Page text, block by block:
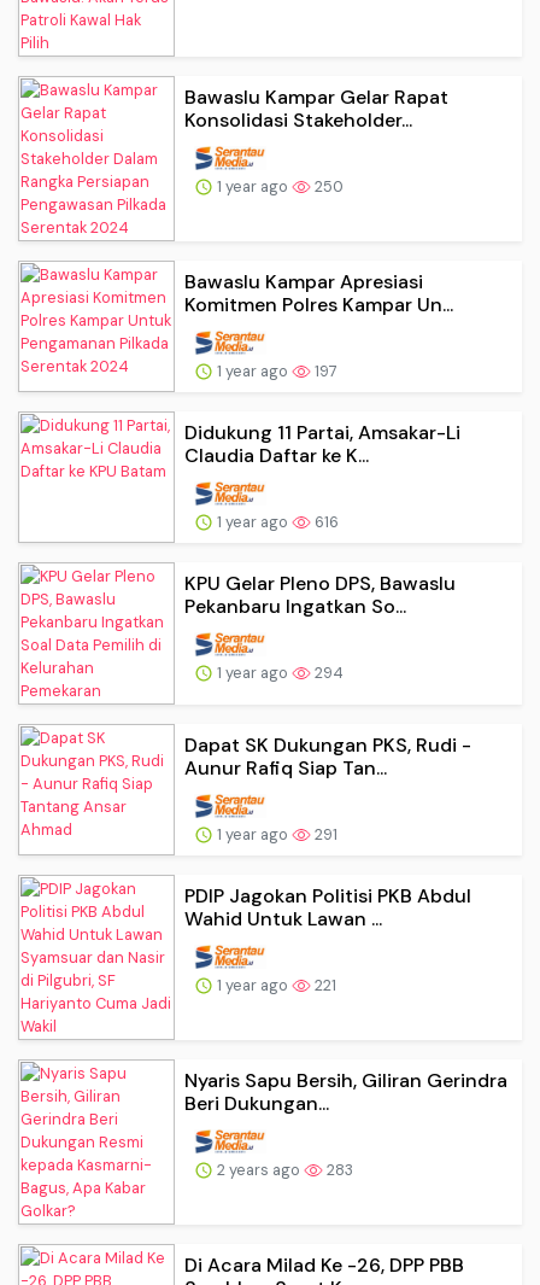
Bawaslu Kampar Gelar Rapat
Konsolidasi Stakeholder...
1 year ago 250
Bawaslu Kampar Apresiasi
Komitmen Polres Kampar Un...
1 year ago 197
Didukung 11 Partai, Amsakar-Li
Claudia Daftar ke K...
1 year ago 616
KPU Gelar Pleno DPS, Bawaslu
Pekanbaru Ingatkan So...
1 year ago 294
Dapat SK Dukungan PKS, Rudi -
Aunur Rafiq Siap Tan...
1 year ago 291
PDIP Jagokan Politisi PKB Abdul
Wahid Untuk Lawan ...
1 year ago 221
Nyaris Sapu Bersih, Giliran Gerindra
Beri Dukungan...
2 years ago 283
Di Acara Milad Ke -26, DPP PBB